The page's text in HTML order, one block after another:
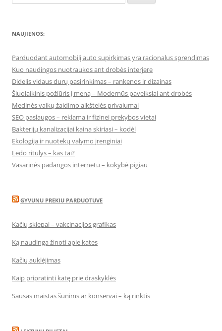
for:
NAUJIENOS:
Parduodant automobilį auto supirkimas yra racionalus sprendimas
Kuo naudingos nuotraukos ant drobės interjere
Didelis vidaus durų pasirinkimas – rankenos ir dizainas
Šiuolaikinis požiūris į meną – Modernūs paveikslai ant drobės
Medinės vaikų žaidimo aikštelės privalumai
SEO paslaugos – reklama ir fizinei prekybos vietai
Bakterijų kanalizacijai kaina skiriasi – kodėl
Ekologija ir nuotekų valymo įrenginiai
Ledo ritulys – kas tai?
Vasarinės padangos internetu – kokybė pigiau
GYVUNU PREKIU PARDUOTUVE
Kačių skiepai – vakcinacijos grafikas
Ką naudinga žinoti apie kates
Kačių auklėjimas
Kaip pripratinti katę prie draskyklės
Sausas maistas šunims ar konservai – ką rinktis